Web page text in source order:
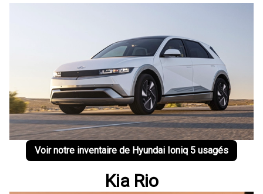
Voir notre inventaire de Hyundai Ioniq 5 usagés
Kia Rio